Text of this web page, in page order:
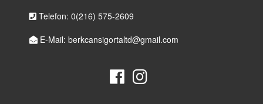
Telefon: 0(216) 575-2609
E-Mail: berkcansigortaltd@gmail.com